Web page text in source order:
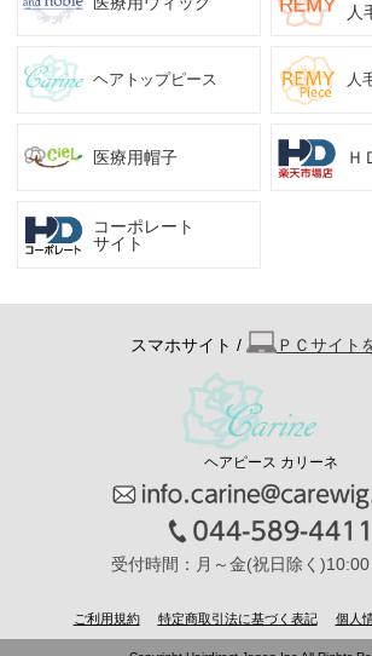
人
ヘアトップピース 人
医療用帽子 Ｈ
コーポレート
サイト
スマホサイト / ＰＣサイト
ヘアピース カリーネ
受付時間：月～金(祝日除く
ご利用規約 特定商取引法に基づく表記 個人